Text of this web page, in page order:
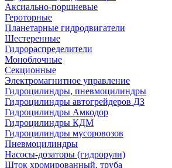
Аксиально-поршневые
Героторные
Планетарные гидродвигатели
Шестеренные
Гидрораспределители
Моноблочные
Секционные
Электромагнитное управление
Гидроцилиндры, пневмоцилиндры
Гидроцилиндры автогрейдеров ДЗ
Гидроцилиндры Амкодор
Гидроцилиндры КДМ
Гидроцилиндры мусоровозов
Пневмоцилиндры
Насосы-дозаторы (гидрорули)
Шток хромированный, труба